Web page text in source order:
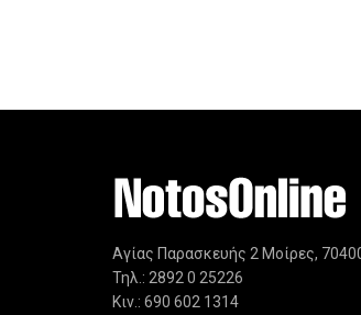
Αγίας Παρασκευής 2 Μοίρες,
Τηλ.: 2892 0 25226
Κιν.: 690 602 1314